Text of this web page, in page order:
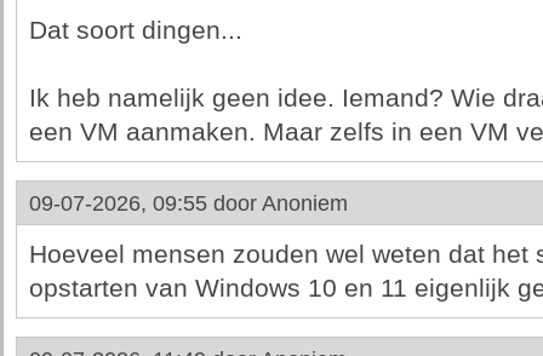
Dat soort dingen...
Ik heb namelijk geen idee. Iemand? Wie
een VM aanmaken. Maar zelfs in een VM
09-07-2026, 09:55 door Anoniem
Hoeveel mensen zouden wel weten dat het
opstarten van Windows 10 en 11 eigenlijk